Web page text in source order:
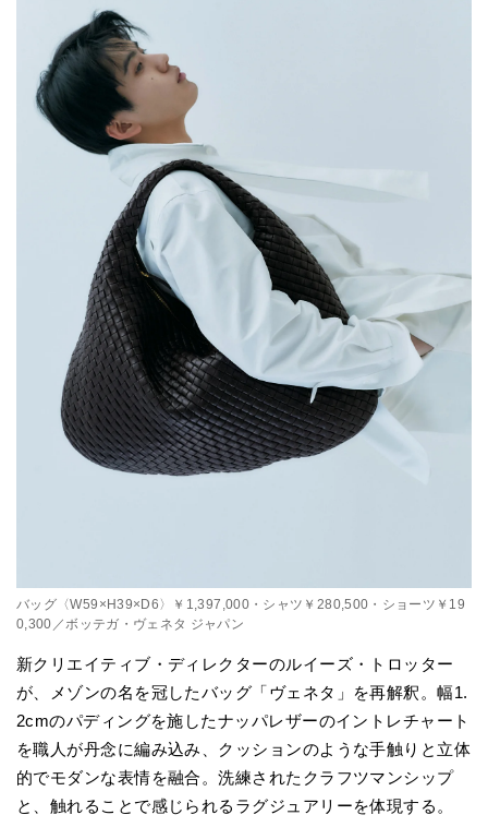
バッグ〈W59×H39×D6〉￥1,397,000・シャツ￥280,500・ショーツ￥19
0,300／ボッテガ・ヴェネタ ジャパン
新クリエイティブ・ディレクターのルイーズ・トロッター
が、メゾンの名を冠したバッグ「ヴェネタ」を再解釈。幅1.
2cmのパディングを施したナッパレザーのイントレチャート
を職人が丹念に編み込み、クッションのような手触りと立体
的でモダンな表情を融合。洗練されたクラフツマンシップ
と、触れることで感じられるラグジュアリーを体現する。